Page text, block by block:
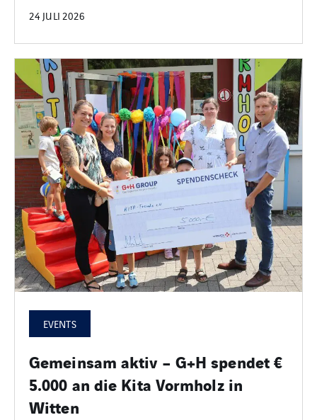
24 JULI 2026
EVENTS
Gemeinsam aktiv – G+H spendet €
5.000 an die Kita Vormholz in
Witten